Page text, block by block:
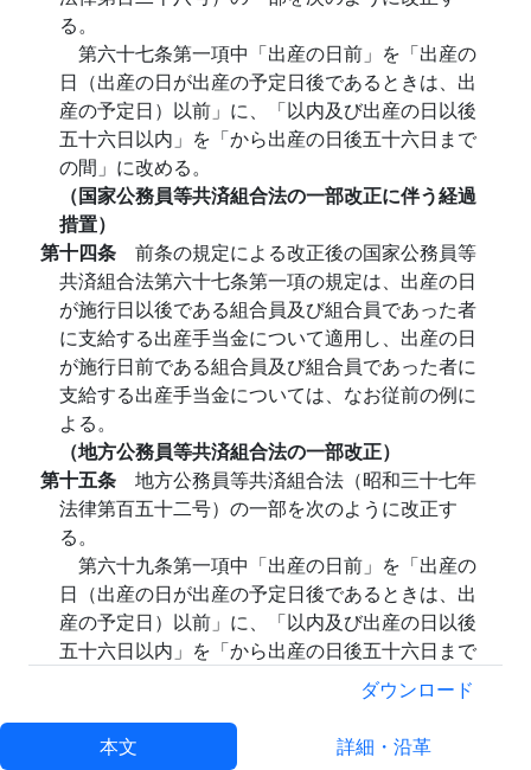
る。
第六十七条第一項中「出産の日前」を「出産の
日（出産の日が出産の予定日後であるときは、出
産の予定日）以前」に、「以内及び出産の日以後
五十六日以内」を「から出産の日後五十六日まで
の間」に改める。
（国家公務員等共済組合法の一部改正に伴う経過
措置）
第十四条 前条の規定による改正後の国家公務員等
共済組合法第六十七条第一項の規定は、出産の日
が施行日以後である組合員及び組合員であった者
に支給する出産手当金について適用し、出産の日
が施行日前である組合員及び組合員であった者に
支給する出産手当金については、なお従前の例に
よる。
（地方公務員等共済組合法の一部改正）
第十五条 地方公務員等共済組合法（昭和三十七年
法律第百五十二号）の一部を次のように改正す
る。
第六十九条第一項中「出産の日前」を「出産の
日（出産の日が出産の予定日後であるときは、出
産の予定日）以前」に、「以内及び出産の日以後
五十六日以内」を「から出産の日後五十六日まで
（地方公務員等共済組合法の一部改正に伴う経過
措置）
第十六条前条の規定による改正後の地方公務員等
ダウンロード
本文 詳細・沿革